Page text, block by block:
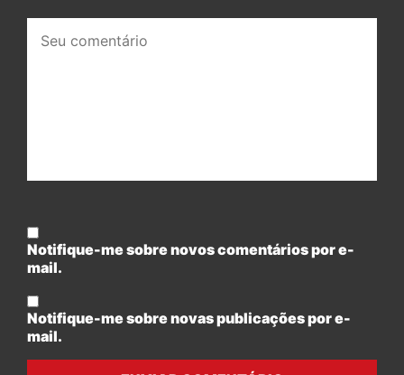
comentário:
Notifique-me sobre novos comentários por e-
mail.
Notifique-me sobre novas publicações por e-
mail.